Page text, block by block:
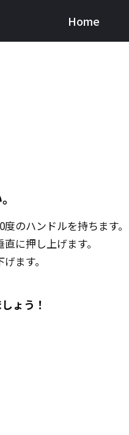
Home
のハンドルを持ちます。
に押し上げます。
ます。
ょう！